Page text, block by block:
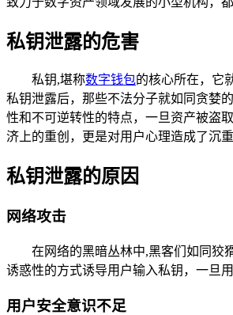
私钥泄露的危害
私钥,堪称数字钱包的核心所在，它
私钥泄露后，那些不法分子就如同贪婪
性和不可逆转性的特点，一旦资产被盗
济上的重创，更是对用户心理造成了沉
私钥泄露的原因
网络攻击
在网络的黑暗丛林中,黑客们如同狡
诱惑性的方式诱导用户输入私钥，一旦
用户安全意识不足